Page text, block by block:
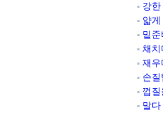
강한
얇게
밑준
채치
재우
손질
껍질
말다